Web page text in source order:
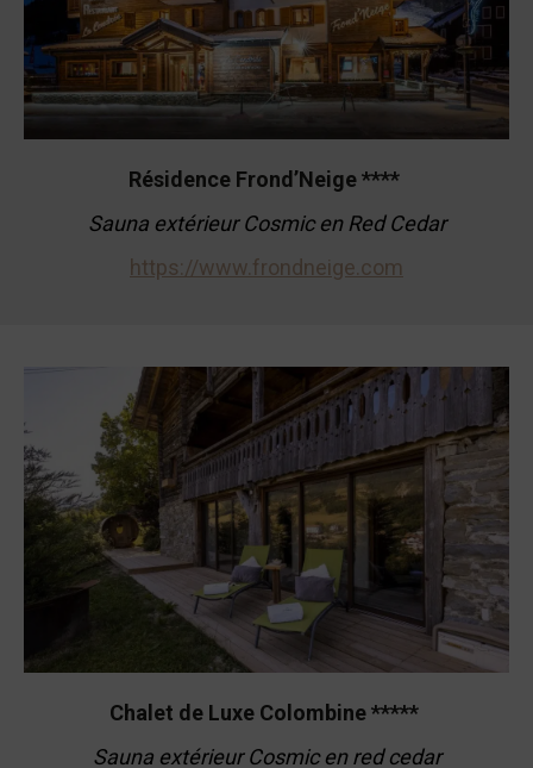
Résidence Frond’Neige ****
Sauna extérieur Cosmic en Red Cedar
https://www.frondneige.com
Chalet de Luxe Colombine *****
Sauna extérieur Cosmic en red cedar